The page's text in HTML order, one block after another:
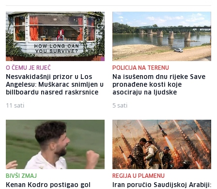
O ČEMU JE RIJEČ
Nesvakidašnji prizor u Los
Angelesu: Muškarac snimljen u
billboardu nasred raskrsnice
11 sati
POLICIJA NA TERENU
Na isušenom dnu rijeke Save
pronađene kosti koje
asociraju na ljudske
5 sati
BIVŠI ZMAJ
Kenan Kodro postigao gol
REGIJA U PLAMENU
Iran poručio Saudijskoj Arabiji: